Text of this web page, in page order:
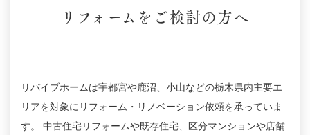
リフォームをご検討の方へ
リバイブホームは宇都宮や鹿沼、小山などの栃木県内主要エ
リアを対象にリフォーム・リノベーション依頼を承っていま
す。
中古住宅リフォームや既存住宅、区分マンションや店舗